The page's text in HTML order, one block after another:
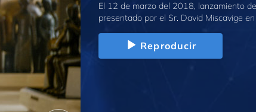
El 12 de marzo del 2018, lanzamiento
presentado por el Sr. David Miscavige
Reproducir